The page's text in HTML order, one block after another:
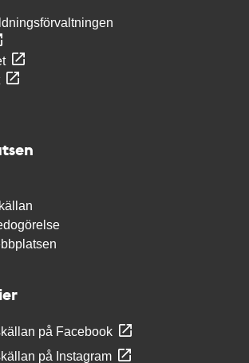
på Facebook
på Instagram